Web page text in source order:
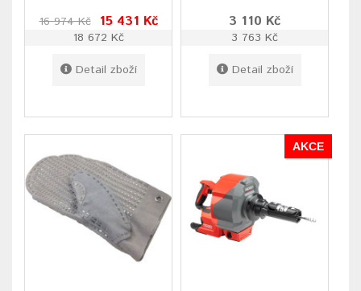
16 974 Kč 15 431 Kč
18 672 Kč
Detail zboží
3 110 Kč
3 763 Kč
Detail zboží
AKCE